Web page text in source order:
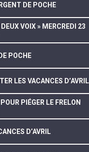
DE POCHE
VOIX » MERCREDI 23
POCHE
LES VACANCES D’AVRIL
PIÉGER LE FRELON
D’AVRIL